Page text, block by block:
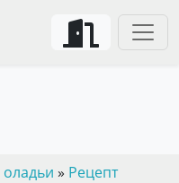
» Рецепт